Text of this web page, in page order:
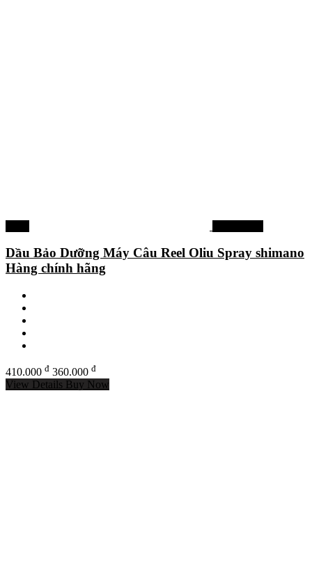
Dầu Bảo Dưỡng Máy Câu Reel Oliu Spray shimano
Hàng chính hãng
410.000 đ 360.000 đ
View Details Buy Now